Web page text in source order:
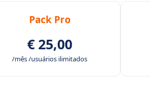
Pack Pro
€ 25,00
/mês /usuários ilimitados